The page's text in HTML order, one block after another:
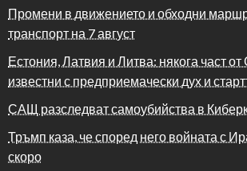
Промени в движението и обходни
транспорт на 7 август
Естония, Латвия и Литва: някога част
известни с предприемачески дух и
САЩ разследват самоубийства в
Тръмп каза, че според него войната с
скоро